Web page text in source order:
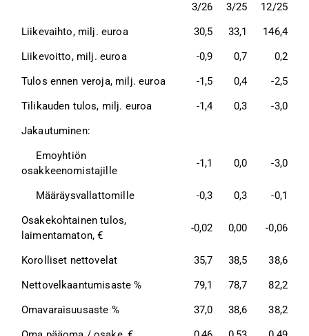
3/26
3/25
12/25
Liikevaihto, milj. euroa
30,5 33,1
146,4
Liikevoitto, milj. euroa
-0,9 0,7
0,2
Tulos ennen veroja, milj. euroa
-1,5 0,4
-2,5
Tilikauden tulos, milj. euroa
-1,4 0,3
-3,0
Jakautuminen:
Emoyhtiön
osakkeenomistajille
-1,1 0,0 -3,0
Määräysvallattomille -0,3 0,3
-0,1
Osakekohtainen tulos,
laimentamaton, €
-0,02 0,00 -0,06
Korolliset nettovelat 35,7 38,5
38,6
Nettovelkaantumisaste %
79,1 78,7
82,2
Omavaraisuusaste %
37,0 38,6
38,2